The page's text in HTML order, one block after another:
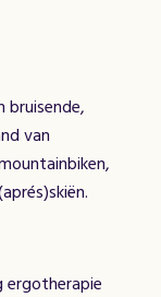
bruisende,
van
ergotherapie